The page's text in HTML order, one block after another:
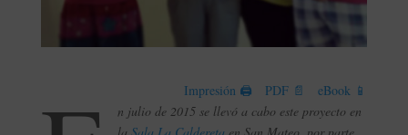
Impresión 🖨 PDF 📄 eBook 📱
n julio de 2015 se llevó a cabo este proyecto en